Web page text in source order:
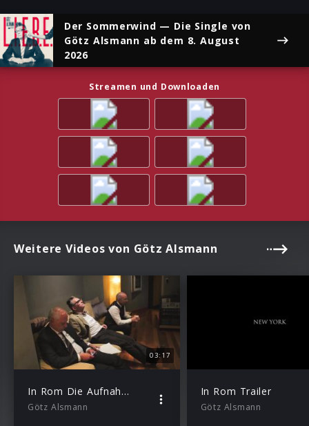
Der Sommerwind — Die Single von
Götz Alsmann ab dem 8. August
2026
Streamen und Downloaden
Weitere Videos von Götz Alsmann
03:17
In Rom Die Aufnahmen – Folge 2
Götz Alsmann
In Rom Trailer
Götz Alsmann